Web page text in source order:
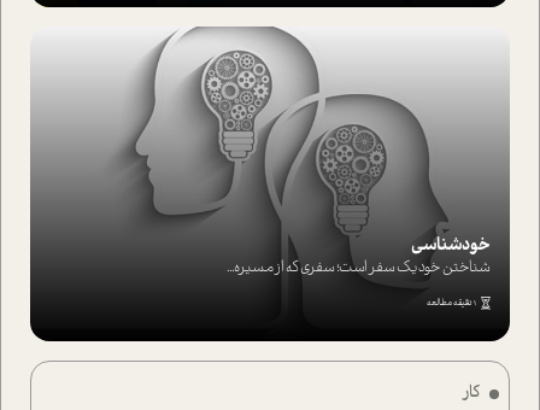
کار
خودشناسی
شناختن خود یک سفر است؛ سفری که از مسیره...
1 دقیقه مطالعه